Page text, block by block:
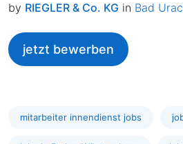
by RIEGLER & Co. KG in Bad
jetzt bewerben
mitarbeiter innendienst jobs